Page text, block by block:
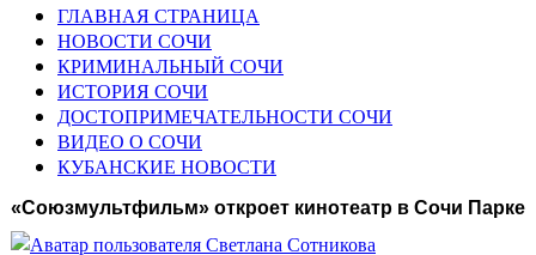
ГЛАВНАЯ СТРАНИЦА
НОВОСТИ СОЧИ
КРИМИНАЛЬНЫЙ СОЧИ
ИСТОРИЯ СОЧИ
ДОСТОПРИМЕЧАТЕЛЬНОСТИ СОЧИ
ВИДЕО О СОЧИ
КУБАНСКИЕ НОВОСТИ
«Союзмультфильм» откроет кинотеатр в Сочи Парке